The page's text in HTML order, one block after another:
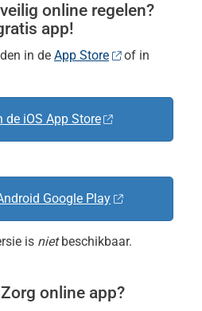
online regelen?
app!
in de App Store
of in
de iOS App Store
Google Play
is nietbeschikbaar.
online app?